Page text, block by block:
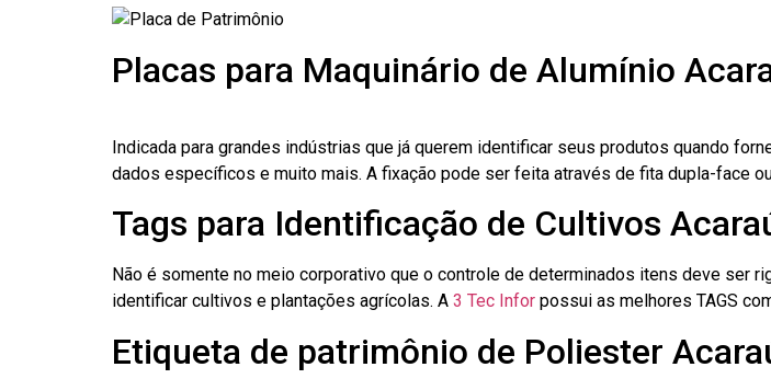
Placas para Maquinário de Alumínio
Indicada para grandes indústrias que já querem identificar seus produtos quando
dados específicos e muito mais. A fixação pode ser feita através de fita dupla-face
Tags para Identificação de Cultivos
Não é somente no meio corporativo que o controle de determinados itens deve ser
identificar cultivos e plantações agrícolas. A 3 Tec Infor possui as melhores TAGS
Etiqueta de patrimônio de Poliester